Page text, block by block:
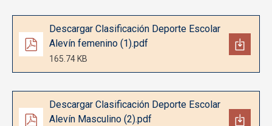
Documento
Descargar Clasificación Deporte Escolar
Alevín femenino (1).pdf
165.74 KB
Documento
Descargar Clasificación Deporte Escolar
Alevín Masculino (2).pdf